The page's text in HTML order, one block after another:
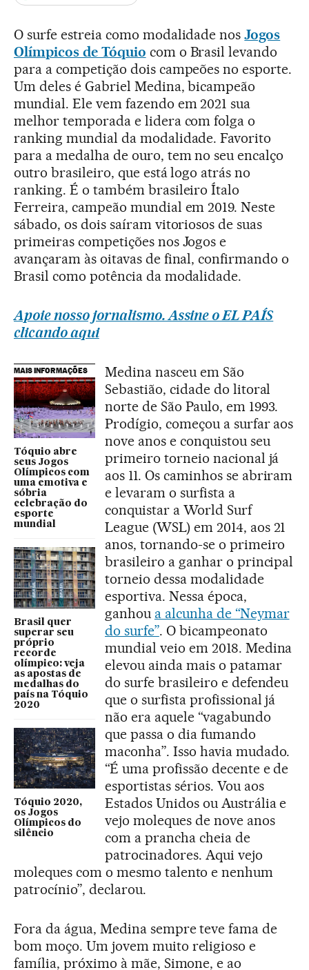
O surfe estreia como modalidade nosJogos
Olímpicos de Tóquio com o Brasil levando
para a competição dois campeões no esporte.
Um deles é Gabriel Medina, bicampeão
mundial. Ele vem fazendo em 2021 sua
melhor temporada e lidera com folga o
ranking mundial da modalidade. Favorito
para a medalha de ouro, tem no seu encalço
outro brasileiro, que está logo atrás no
ranking. É o também brasileiro Ítalo
Ferreira, campeão mundial em 2019. Neste
sábado, os dois saíram vitoriosos de suas
primeiras competições nos Jogos e
avançaram às oitavas de final, confirmando o
Brasil como potência da modalidade.
Apoie nosso jornalismo. Assine o EL PAÍS
clicando aqui
MAIS INFORMAÇÕES
Tóquio abre
seus Jogos
Olímpicos com
uma emotiva e
sóbria
celebração do
esporte
mundial
Brasil quer
superar seu
próprio
recorde
olímpico: veja
as apostas de
medalhas do
país na Tóquio
2020
Tóquio 2020,
os Jogos
Olímpicos do
silêncio
Medina nasceu em São
Sebastião, cidade do litoral
norte de São Paulo, em 1993.
Prodígio, começou a surfar aos
nove anos e conquistou seu
primeiro torneio nacional já
aos 11. Os caminhos se abriram
e levaram o surfista a
conquistar a World Surf
League (WSL) em 2014, aos 21
anos, tornando-se o primeiro
brasileiro a ganhar o principal
torneio dessa modalidade
esportiva. Nessa época,
ganhou a alcunha de “Neymar
do surfe”. O bicampeonato
mundial veio em 2018. Medina
elevou ainda mais o patamar
do surfe brasileiro e defendeu
que o surfista profissional já
não era aquele “vagabundo
que passa o dia fumando
maconha”. Isso havia mudado.
“É uma profissão decente e de
esportistas sérios. Vou aos
Estados Unidos ou Austrália e
vejo moleques de nove anos
com a prancha cheia de
patrocinadores. Aqui vejo
moleques com o mesmo talento e nenhum
patrocínio”, declarou.
Fora da água, Medina sempre teve fama de
bom moço. Um jovem muito religioso e
família, próximo à mãe, Simone, e ao